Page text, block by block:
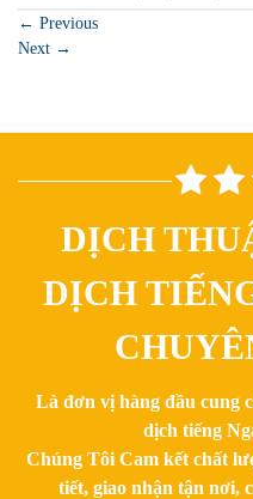
← Previous
Next →
DỊCH
DỊCH
Là đơn vị hàng đầu cung
dịch tiếng
Chúng Tôi Cam kết chất
tiết, giao nhận tận nơi,